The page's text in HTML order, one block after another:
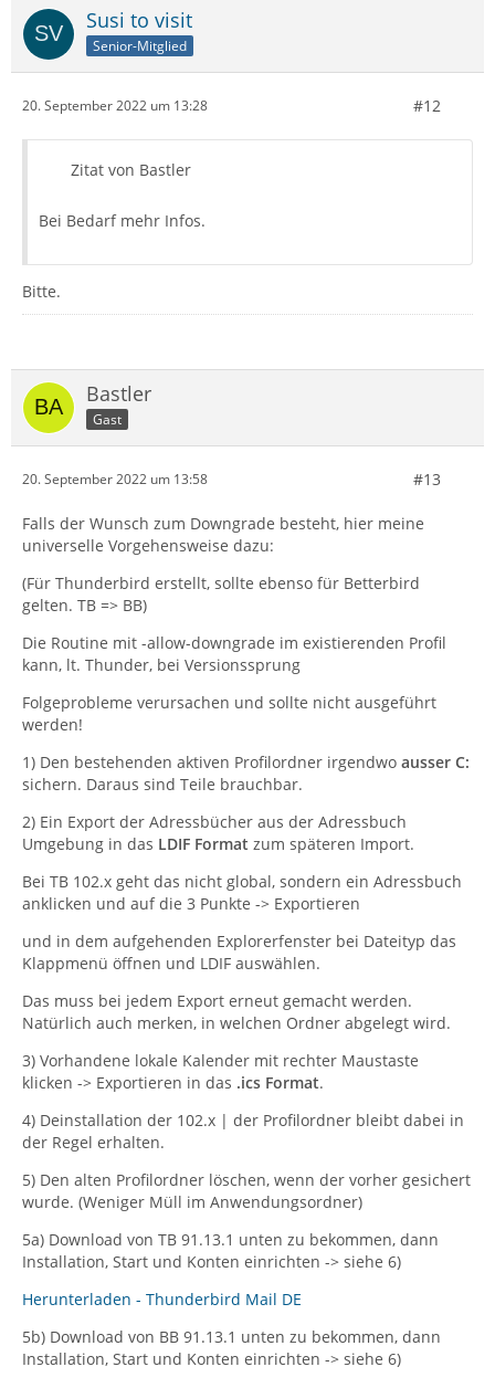
Susi to visit
Senior-Mitglied
20. September 2022 um 13:28 #12
Zitat von Bastler
Bei Bedarf mehr Infos.
Bitte.
Bastler
Gast
20. September 2022 um 13:58 #13
Falls der Wunsch zum Downgrade besteht, hier meine
universelle Vorgehensweise dazu:
(Für Thunderbird erstellt, sollte ebenso für Betterbird
gelten. TB => BB)
Die Routine mit -allow-downgrade im existierenden Profil
kann, lt. Thunder, bei Versionssprung
Folgeprobleme verursachen und sollte nicht ausgeführt
werden!
1) Den bestehenden aktiven Profilordner irgendwo ausser C:
sichern. Daraus sind Teile brauchbar.
2) Ein Export der Adressbücher aus der Adressbuch
Umgebung in das LDIF Format zum späteren Import.
Bei TB 102.x geht das nicht global, sondern ein Adressbuch
anklicken und auf die 3 Punkte -> Exportieren
und in dem aufgehenden Explorerfenster bei Dateityp das
Klappmenü öffnen und LDIF auswählen.
Das muss bei jedem Export erneut gemacht werden.
Natürlich auch merken, in welchen Ordner abgelegt wird.
3) Vorhandene lokale Kalender mit rechter Maustaste
klicken -> Exportieren in das .ics Format.
4) Deinstallation der 102.x | der Profilordner bleibt dabei in
der Regel erhalten.
5) Den alten Profilordner löschen, wenn der vorher gesichert
wurde. (Weniger Müll im Anwendungsordner)
5a) Download von TB 91.13.1 unten zu bekommen, dann
Installation, Start und Konten einrichten -> siehe 6)
Herunterladen - Thunderbird Mail DE
5b) Download von BB 91.13.1 unten zu bekommen, dann
Installation, Start und Konten einrichten -> siehe 6)